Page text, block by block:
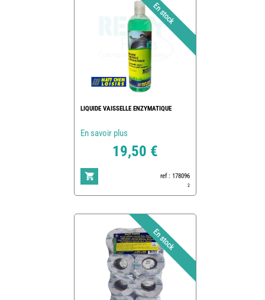
LIQUIDE VAISSELLE ENZYMATIQUE
En savoir plus
19,50 €
ref : 178096
2